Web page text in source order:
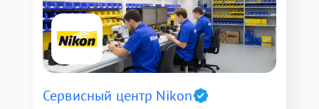
Сервисный центр Nikon